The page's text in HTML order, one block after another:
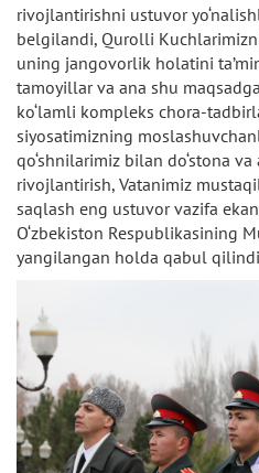
rivojlantirishni ustuvor
belgilandi, Qurolli
uning jangovorlik holatini
tamoyillar va ana shu
ko‘lamli kompleks chora-
siyosatimizning
qo‘shnilarimiz bilan do‘stona
rivojlantirish, Vatanimiz
saqlash eng ustuvor vazifa
O‘zbekiston Respublikasining
yangilangan holda qabul